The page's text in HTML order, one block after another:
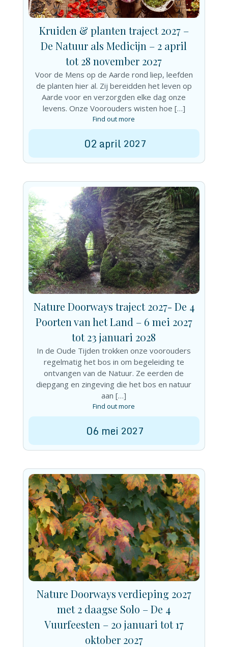
Kruiden & planten traject 2027 –
De Natuur als Medicijn – 2 april
tot 28 november 2027
Voor de Mens op de Aarde rond liep, leefden
de planten hier al. Zij bereidden het leven op
Aarde voor en verzorgden elke dag onze
levens. Onze Voorouders wisten hoe […]
Find out more
02 april 2027
Nature Doorways traject 2027- De 4
Poorten van het Land – 6 mei 2027
tot 23 januari 2028
In de Oude Tijden trokken onze voorouders
regelmatig het bos in om begeleiding te
ontvangen van de Natuur. Ze eerden de
diepgang en zingeving die het bos en natuur
aan […]
Find out more
06 mei 2027
Nature Doorways verdieping 2027
met 2 daagse Solo – De 4
Vuurfeesten – 20 januari tot 17
oktober 2027